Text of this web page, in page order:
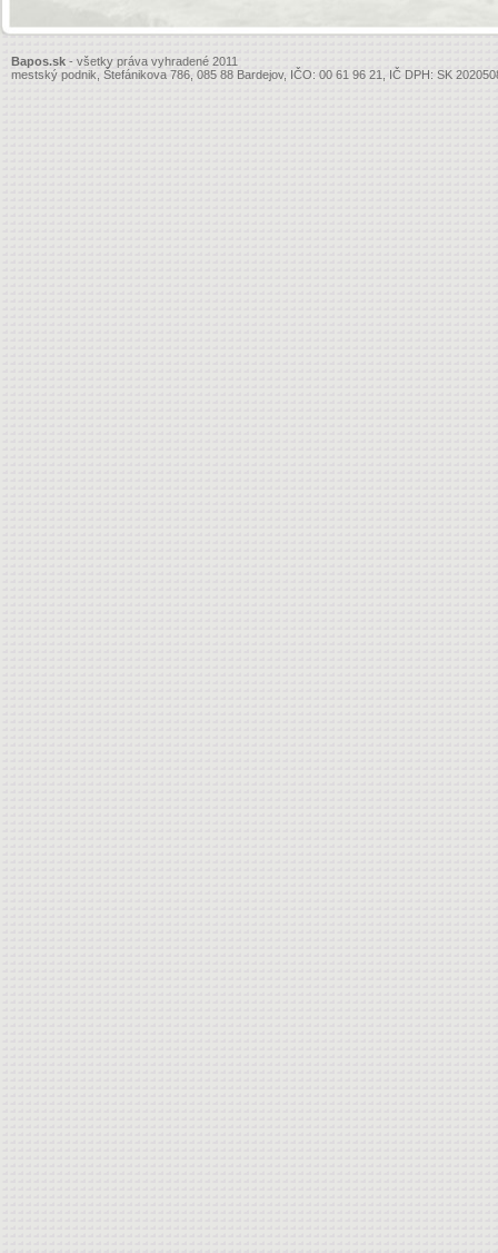
Bapos.sk - všetky práva vyhradené 2011
mestský podnik, Štefánikova 786, 085 88 Bardejov, IČO: 00 61 96 21, IČ DPH: SK